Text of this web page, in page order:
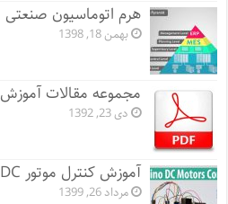
هرم اتوماسیون صنعتی
بهمن 18, 1398
مجموعه مقالات آموزش PLC
دی 23, 1392
آموزش کنترل موتور DC با آردوینو
مرداد 26, 1399